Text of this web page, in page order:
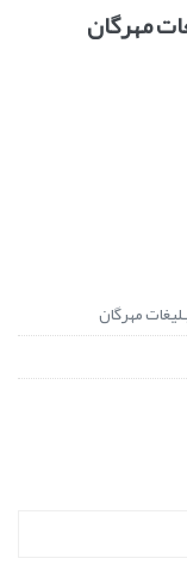
مهرگان
مهرگان